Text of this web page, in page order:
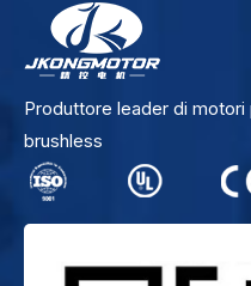
Produttore leader di
brushless